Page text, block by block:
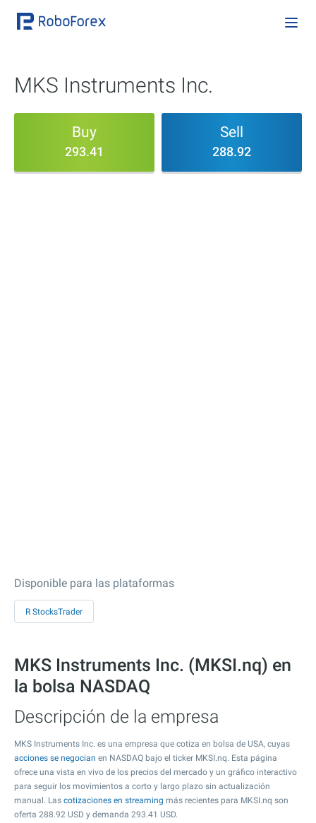
MKS Instruments Inc.
Buy
293.41
Sell
288.92
Disponible para las plataformas
R StocksTrader
MKS Instruments Inc. (MKSI.nq) en
la bolsa NASDAQ
Descripción de la empresa
MKS Instruments Inc. es una empresa que cotiza en bolsa de USA, cuyas
acciones se negocian en NASDAQ bajo el ticker MKSI.nq. Esta página
ofrece una vista en vivo de los precios del mercado y un gráfico interactivo
para seguir los movimientos a corto y largo plazo sin actualización
manual. Las cotizaciones en streaming más recientes para MKSI.nq son
oferta 288.92 USD y demanda 293.41 USD.